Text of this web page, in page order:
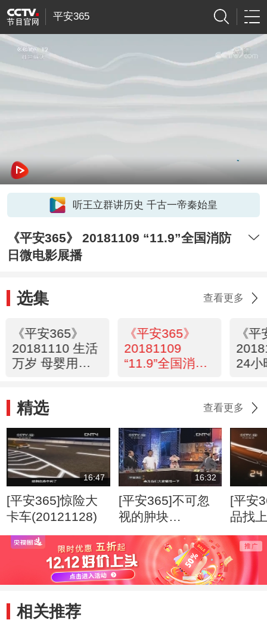
平安365
听王立群讲历史 千古一帝秦始皇
《平安365》 20181109 “11.9”全国消防
日微电影展播
选集 查看更多
《平安365》
20181110 生活
万岁 母婴用药
《平安365》
20181109
“11.9”全国消防
《
24小
精选 查看更多
16:47
[平安365]惊险大
卡车(20121128)
16:32
[平安365]不可忽
视的肿块
(20120807)
[平安
品找
相关推荐